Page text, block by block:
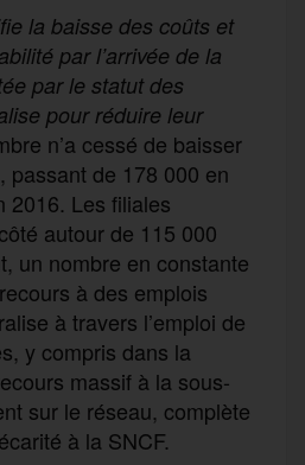
la baisse des coûts et
par l’arrivée de la
par le statut des
pour réduire leur
n’a cessé de baisser
passant de 178 000 en
2016. Les filiales
autour de 115 000
un nombre en constante
à des emplois
à travers l’emploi de
y compris dans la
massif à la sous-
sur le réseau, complète
à la SNCF.